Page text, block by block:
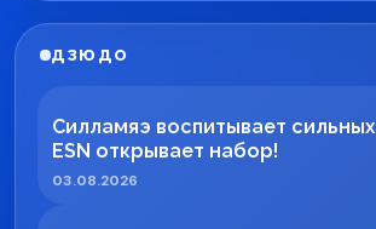
ДЗЮДО
Силламяэ воспитывает
ESN открывает набор!
03.08.2026